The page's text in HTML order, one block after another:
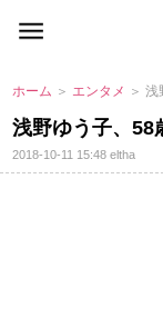
ホーム ＞ エンタメ ＞
浅野ゆう子、58
2018-10-11 15:48eltha